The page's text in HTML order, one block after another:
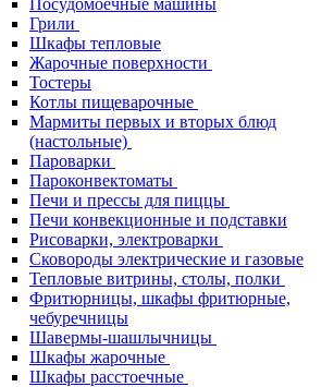
Посудомоечные машины
Грили
Шкафы тепловые
Жарочные поверхности
Тостеры
Котлы пищеварочные
Мармиты первых и вторых блюд
(настольные)
Пароварки
Пароконвектоматы
Печи и прессы для пиццы
Печи конвекционные и подставки
Рисоварки, электроварки
Сковороды электрические и газовые
Тепловые витрины, столы, полки
Фритюрницы, шкафы фритюрные,
чебуречницы
Шавермы-шашлычницы
Шкафы жарочные
Шкафы расстоечные